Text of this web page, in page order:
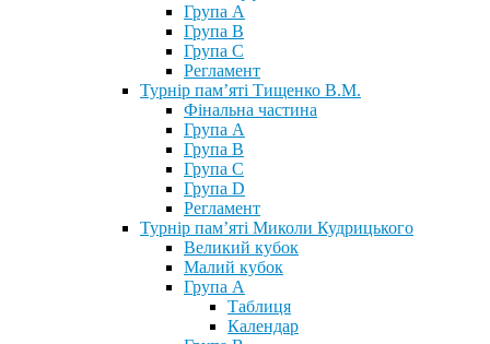
Група А
Група В
Група С
Регламент
Турнір пам’яті Тищенко В.М.
Фінальна частина
Група А
Група В
Група С
Група D
Регламент
Турнір пам’яті Миколи Кудрицького
Великий кубок
Малий кубок
Група А
Таблиця
Календар